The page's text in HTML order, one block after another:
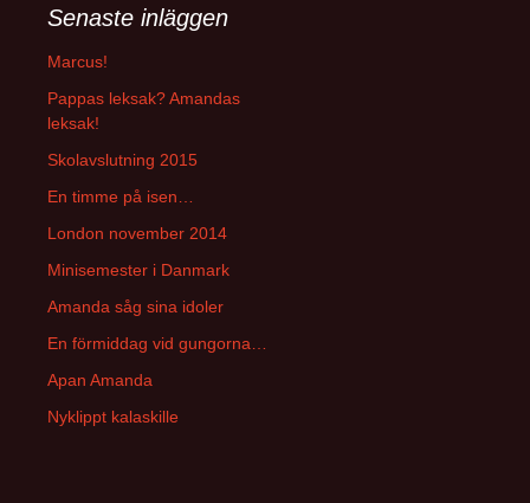
Senaste inläggen
Marcus!
Pappas leksak? Amandas
leksak!
Skolavslutning 2015
En timme på isen…
London november 2014
Minisemester i Danmark
Amanda såg sina idoler
En förmiddag vid gungorna…
Apan Amanda
Nyklippt kalaskille